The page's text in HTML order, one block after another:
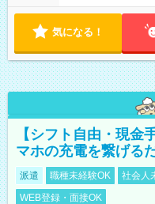
気になる！
【シフト自由・現
マホの充電を繋げる
派遣 職種未経験OK 社会人
WEB登録・面接OK